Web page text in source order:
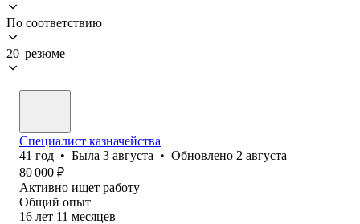
По соответствию
20 резюме
Специалист казначейства
41 год • Была 3 августа • Обновлено 2 августа
80 000 ₽
Активно ищет работу
Общий опыт
16 лет 11 месяцев